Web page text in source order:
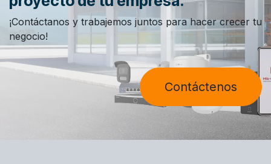
¡Contáctanos y trabajemos juntos para hacer crecer tu
negocio!
Contáctenos